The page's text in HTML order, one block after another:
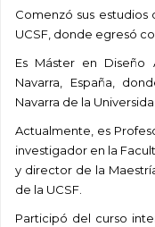
Comenzó sus estudios
UCSF, donde egresó
Es Máster en Diseño
Navarra, España,
Navarra de la
Actualmente, es
investigador en la
y director de la
de la UCSF.
Participó del curso